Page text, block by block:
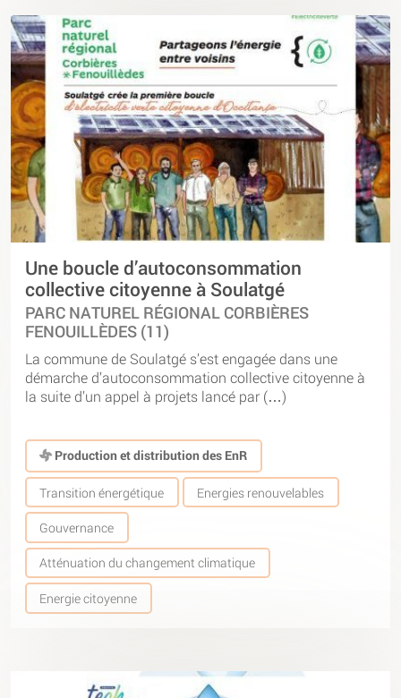
Une boucle d’autoconsommation
collective citoyenne à Soulatgé
PARC NATUREL RÉGIONAL CORBIÈRES
FENOUILLÈDES (11)
La commune de Soulatgé s’est engagée dans une
démarche d’autoconsommation collective citoyenne à
la suite d’un appel à projets lancé par (…)
Production et distribution des EnR
Transition énergétique Energies renouvelables
Gouvernance
Atténuation du changement climatique
Energie citoyenne